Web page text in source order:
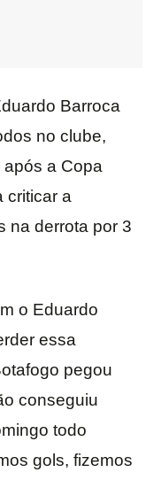
Barroca
no clube,
a Copa
criticar a
na derrota por 3
o Eduardo
essa
pegou
conseguiu
todo
gols, fizemos